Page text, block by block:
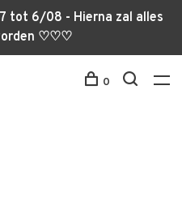
tot 6/08 - Hierna zal alles
♡♡♡
0